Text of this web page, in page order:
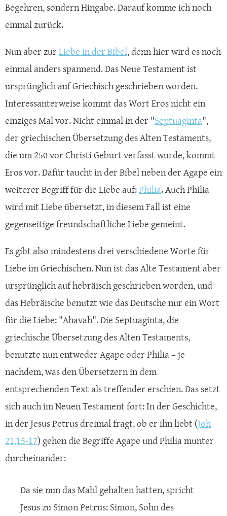
Begehren, sondern Hingabe. Darauf komme ich noch
einmal zurück.
Nun aber zurLiebe in der Bibel, denn hier wird es noch
einmal anders spannend. Das Neue Testament ist
ursprünglich auf Griechisch geschrieben worden.
Interessanterweise kommt das Wort Eros nicht ein
einziges Mal vor. Nicht einmal in der "Septuaginta",
der griechischen Übersetzung des Alten Testaments,
die um 250 vor Christi Geburt verfasst wurde, kommt
Eros vor. Dafür taucht in der Bibel neben der Agape ein
weiterer Begriff für die Liebe auf:Philia. Auch Philia
wird mit Liebe übersetzt, in diesem Fall ist eine
gegenseitige freundschaftliche Liebe gemeint.
Es gibt also mindestens drei verschiedene Worte für
Liebe im Griechischen. Nun ist das Alte Testament aber
ursprünglich auf hebräisch geschrieben worden, und
das Hebräische benutzt wie das Deutsche nur ein Wort
für die Liebe: "Ahavah". Die Septuaginta, die
griechische Übersetzung des Alten Testaments,
benutzte nun entweder Agape oder Philia – je
nachdem, was den Übersetzern in dem
entsprechenden Text als treffender erschien. Das setzt
sich auch im Neuen Testament fort: In der Geschichte,
in der Jesus Petrus dreimal fragt, ob er ihn liebt (Joh
21,15-17) gehen die Begriffe Agape und Philia munter
durcheinander:
Da sie nun das Mahl gehalten hatten, spricht
Jesus zu Simon Petrus: Simon, Sohn des